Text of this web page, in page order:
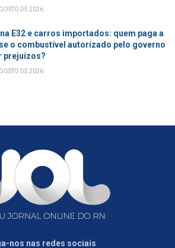
DE 2026
E32 e carros importados: quem paga a
o combustível autorizado pelo governo
prejuízos?
DE 2026
nos nas redes sociais